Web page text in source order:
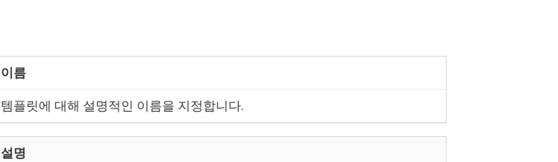
이름
템플릿에 대해 설명적인 이름을 지정합니다.
설명